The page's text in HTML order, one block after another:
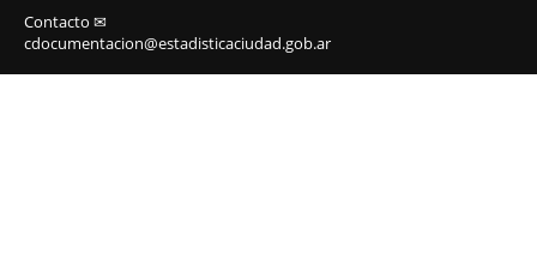
Contacto ✉
cdocumentacion@estadisticaciudad.gob.ar